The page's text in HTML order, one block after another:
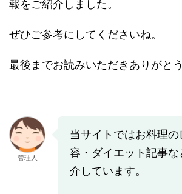
報をご紹介しました。
ぜひご参考にしてくださいね。
最後までお読みいただきありがと
管理人
当サイトではお料理
容・ダイエット記事
介しています。